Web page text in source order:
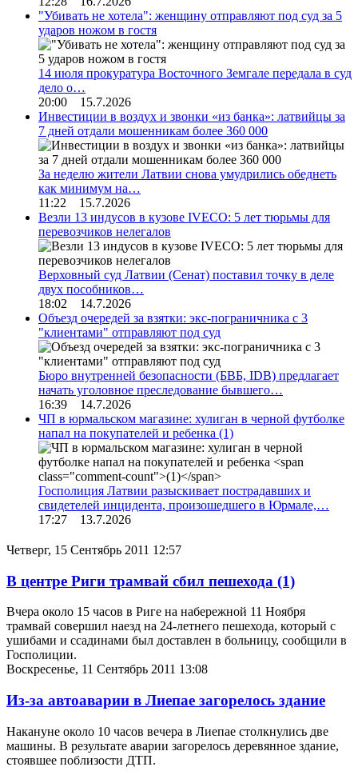
"Убивать не хотела": женщину отправляют под суд за 5
ударов ножом в гостя
14 июля прокуратура Восточного Земгале передала в суд
дело о…
20:00 15.7.2026
Инвестиции в воздух и звонки «из банка»: латвийцы за
7 дней отдали мошенникам более 360 000
За неделю жители Латвии снова умудрились обеднеть
как минимум на…
11:22 15.7.2026
Везли 13 индусов в кузове IVECO: 5 лет тюрьмы для
перевозчиков нелегалов
Верховный суд Латвии (Сенат) поставил точку в деле
двух пособников…
18:02 14.7.2026
Объезд очередей за взятки: экс-пограничника с 3
"клиентами" отправляют под суд
Бюро внутренней безопасности (БВБ, IDB) предлагает
начать уголовное преследование бывшего…
16:39 14.7.2026
ЧП в юрмальском магазине: хулиган в черной футболке
напал на покупателей и ребенка (1)
Госполиция Латвии разыскивает пострадавших и
свидетелей инцидента, произошедшего в Юрмале,…
17:27 13.7.2026
Четверг, 15 Сентябрь 2011 12:57
В центре Риги трамвай сбил пешехода (1)
Вчера около 15 часов в Риге на набережной 11 Ноября
трамвай совершил наезд на 24-летнего пешехода, который с
ушибами и ссадинами был доставлен в больницу, сообщили в
Госполиции.
Воскресенье, 11 Сентябрь 2011 13:08
Из-за автоаварии в Лиепае загорелось здание
Накануне около 10 часов вечера в Лиепае столкнулись две
машины. В результате аварии загорелось деревянное здание,
стоявшее поблизости ДТП.